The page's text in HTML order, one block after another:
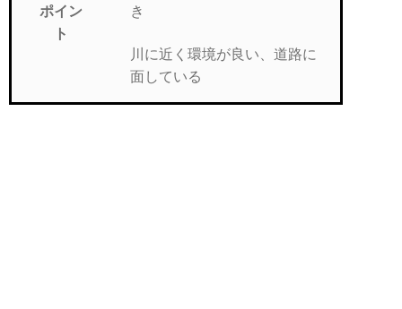
ポイン
ト
き
川に近く環境が良い、道路に
面している